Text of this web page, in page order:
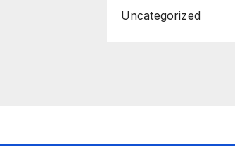
Uncategorized